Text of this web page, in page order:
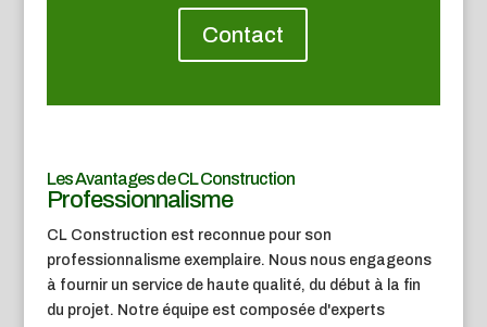
Contact
Les Avantages de CL Construction
Professionnalisme
CL Construction est reconnue pour son
professionnalisme exemplaire. Nous nous engageons
à fournir un service de haute qualité, du début à la fin
du projet. Notre équipe est composée d'experts